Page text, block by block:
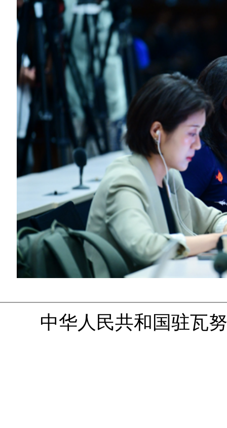
中华人民共和国驻瓦